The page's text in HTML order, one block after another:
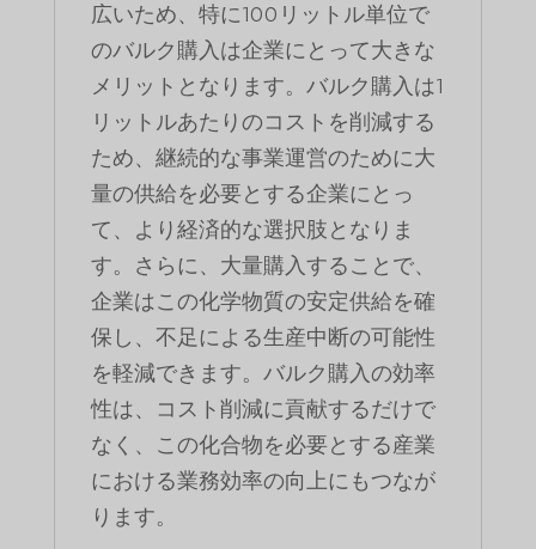
広いため、特に100リットル単位で
のバルク購入は企業にとって大きな
メリットとなります。バルク購入は1
リットルあたりのコストを削減する
ため、継続的な事業運営のために大
量の供給を必要とする企業にとっ
て、より経済的な選択肢となりま
す。さらに、大量購入することで、
企業はこの化学物質の安定供給を確
保し、不足による生産中断の可能性
を軽減できます。バルク購入の効率
性は、コスト削減に貢献するだけで
なく、この化合物を必要とする産業
における業務効率の向上にもつなが
ります。